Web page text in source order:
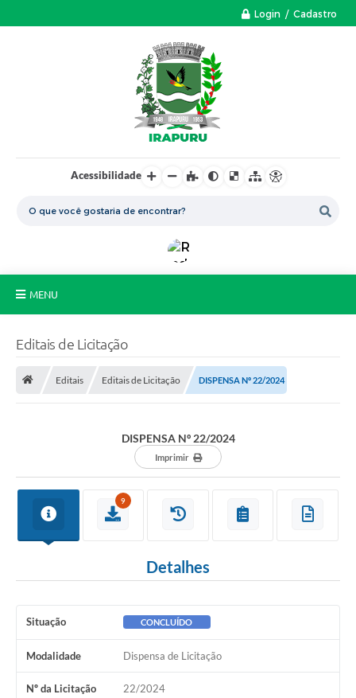
Login / Cadastro
Acessibilidade
MENU
Contratos
Audiências Públicas
Carta de Serviços
Notícias
Editais de Licitação
Editais Editais de Licitação DISPENSA Nº 22/2024
DISPENSA Nº 22/2024
Imprimir
9
Detalhes
Situação CONCLUÍDO
Modalidade Dispensa de Licitação
Nº da Licitação 22/2024